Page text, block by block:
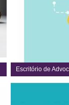
Escritório de